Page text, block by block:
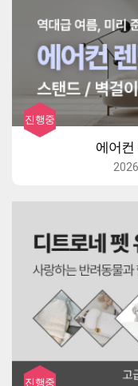
에어컨